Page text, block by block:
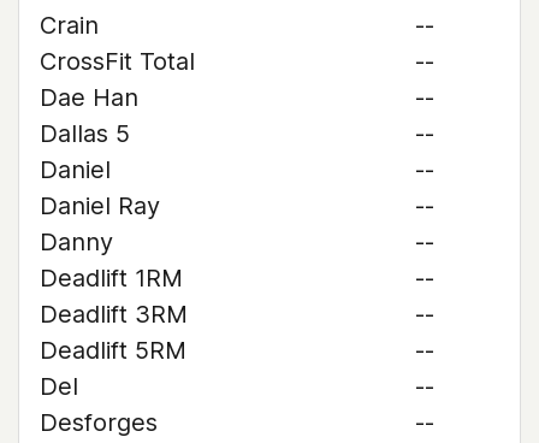
Crain
--
CrossFit Total
--
Dae Han
--
Dallas 5
--
Daniel
--
Daniel Ray
--
Danny
--
Deadlift 1RM
--
Deadlift 3RM
--
Deadlift 5RM
--
Del
--
Desforges
--